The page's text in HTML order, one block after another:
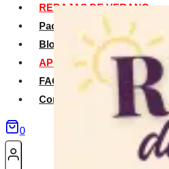
REBAJAS DE VERANO
Packs Verano
Blog
APP La Tribu
FAQS
Contacto
0